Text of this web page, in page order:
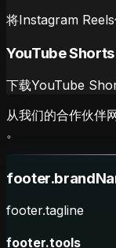
将Instagram
YouTube Shorts
下载YouTube
从我们的合作伙伴
。
footer.tagline
footer.tools